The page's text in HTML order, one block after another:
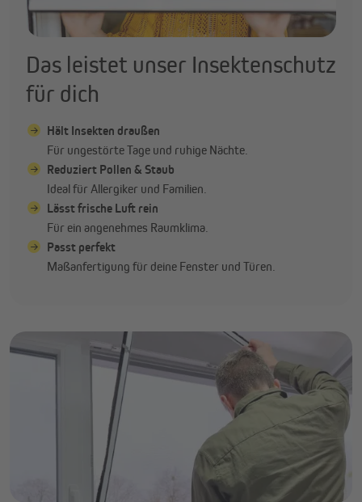
Das leistet unser Insektenschutz
für dich
Hält Insekten draußen
Für ungestörte Tage und ruhige Nächte.
Reduziert Pollen & Staub
Ideal für Allergiker und Familien.
Lässt frische Luft rein
Für ein angenehmes Raumklima.
Passt perfekt
Maßanfertigung für deine Fenster und Türen.